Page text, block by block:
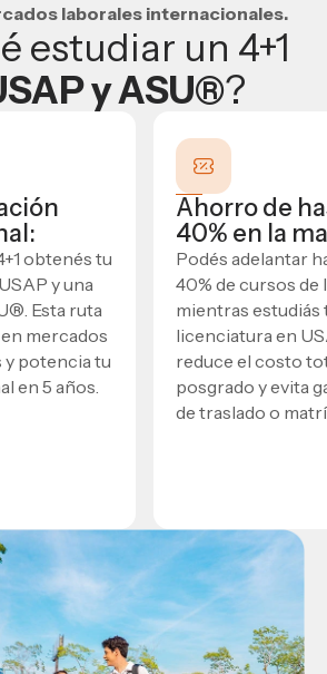
laborales internacionales.
estudiar un 4+1
y ASU®?
obtenés tu
y una
® . Esta ruta
mercados
potencia tu
en 5 años.
Ahorro de
40% en la
Podés adelantar
40% de cursos de
mientras estudiás
licenciatura en
reduce el costo
posgrado y evita
de traslado o